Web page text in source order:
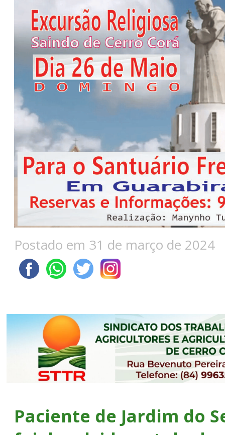
Postado em 31 de março de 2024
Paciente de Jardim do